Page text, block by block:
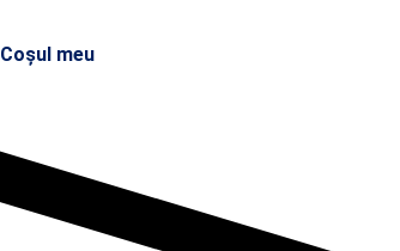
Coșul meu